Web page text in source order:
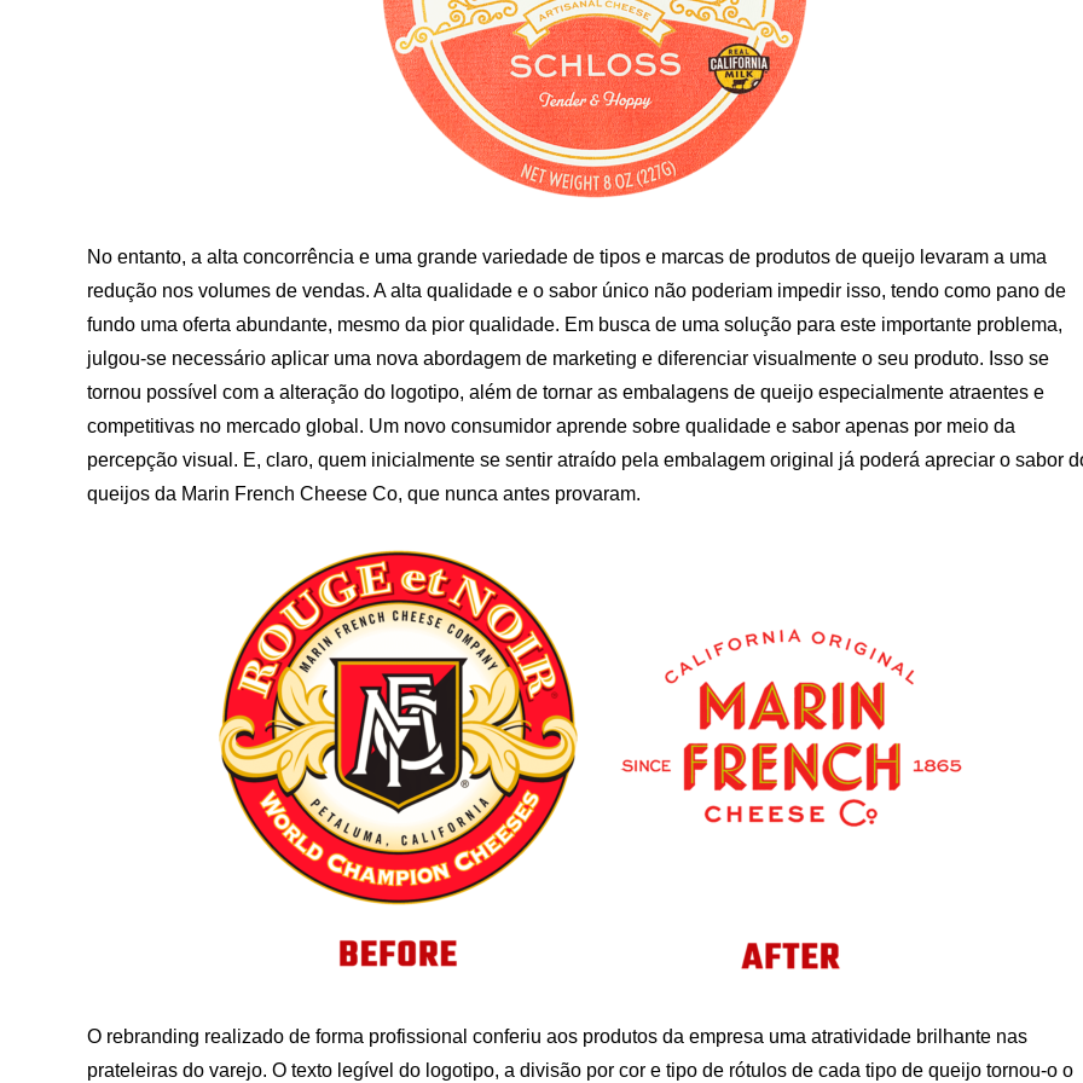
No entanto, a alta concorrência e uma grande variedade de tipos e marcas de produtos de queijo levaram a uma
redução nos volumes de vendas. A alta qualidade e o sabor único não poderiam impedir isso, tendo como pano de
fundo uma oferta abundante, mesmo da pior qualidade. Em busca de uma solução para este importante problema,
julgou-se necessário aplicar uma nova abordagem de marketing e diferenciar visualmente o seu produto. Isso se
tornou possível com a alteração do logotipo, além de tornar as embalagens de queijo especialmente atraentes e
competitivas no mercado global. Um novo consumidor aprende sobre qualidade e sabor apenas por meio da
percepção visual. E, claro, quem inicialmente se sentir atraído pela embalagem original já poderá apreciar o sabor
queijos da Marin French Cheese Co, que nunca antes provaram.
O rebranding realizado de forma profissional conferiu aos produtos da empresa uma atratividade brilhante nas
prateleiras do varejo. O texto legível do logotipo, a divisão por cor e tipo de rótulos de cada tipo de queijo tornou-o o